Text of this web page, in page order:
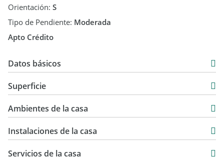
Orientación: S
Tipo de Pendiente: Moderada
Apto Crédito
Datos básicos
Venta
USD 300.000
Superficie
1.000 m2
50 m2
Ambientes de la casa
Instalaciones de la casa
Servicios de la casa